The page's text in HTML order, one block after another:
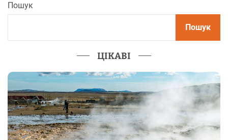
Пошук
Пошук
ЦІКАВІ